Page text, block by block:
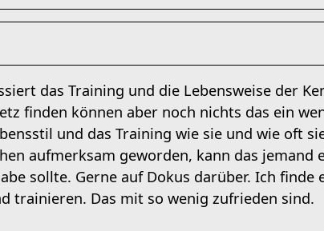
das Training und die Lebensweise der
finden können aber noch nichts das ein
und das Training wie sie und wie oft
aufmerksam geworden, kann das
sollte. Gerne auf Dokus darüber. Ich finde
trainieren. Das mit so wenig zufrieden sind.